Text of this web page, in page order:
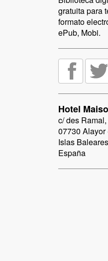
gratuita para
formato
ePub, Mobi.
Hotel
c/ des
07730 Alayor
Islas Baleares
España